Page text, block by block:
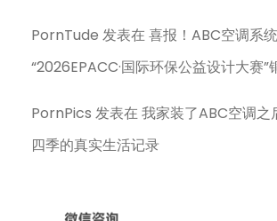
PornTude 发表在喜报！ABC空调系
“2026EPACC·国际环保公益设计大赛”
PornPics 发表在我家装了ABC空调之
四季的真实生活记录